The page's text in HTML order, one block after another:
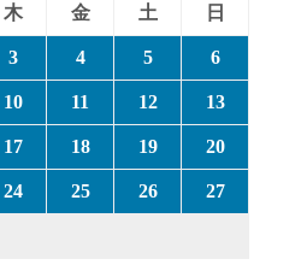
木 金 土 日
3 4 5 6
10 11 12 13
17 18 19 20
24 25 26 27